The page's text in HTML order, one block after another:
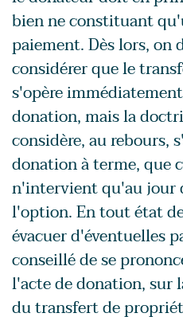
bien ne constituant
paiement. Dès lors,
considérer que le
s'opère
donation, mais la
considère, au rebours,
donation à terme, que
n'intervient qu'au jour
l'option. En tout état
évacuer d'éventuelles
conseillé de se
l'acte de donation, sur
du transfert de